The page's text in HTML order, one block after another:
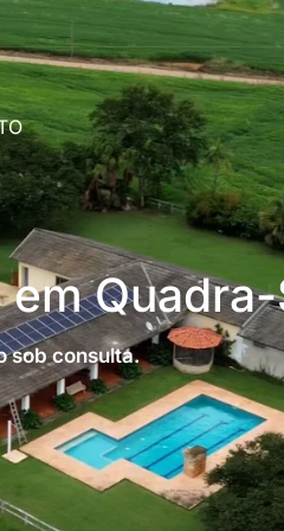
Quadra-
sob consulta.